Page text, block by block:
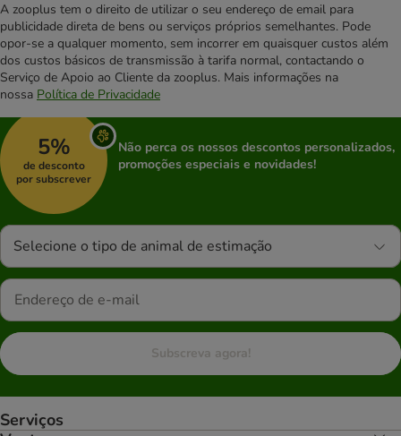
A zooplus tem o direito de utilizar o seu endereço de email para
publicidade direta de bens ou serviços próprios semelhantes. Pode
opor-se a qualquer momento, sem incorrer em quaisquer custos além
dos custos básicos de transmissão à tarifa normal, contactando o
Serviço de Apoio ao Cliente da zooplus. Mais informações na
nossa Política de Privacidade
5%
de desconto
por subscrever
Não perca os nossos descontos personalizados,
promoções especiais e novidades!
Selecione o tipo de animal de estimação
Subscreva agora!
Serviços